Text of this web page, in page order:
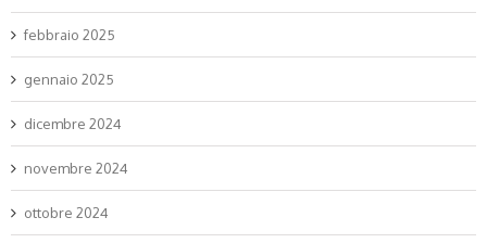
febbraio 2025
gennaio 2025
dicembre 2024
novembre 2024
ottobre 2024